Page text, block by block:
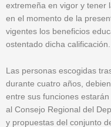
extremeña en vigor y tener
en el momento de la
vigentes los beneficios
ostentado dicha calificación.
Las personas escogidas
durante cuatro años,
entre sus funciones
al Consejo Regional del
y propuestas del conjunto